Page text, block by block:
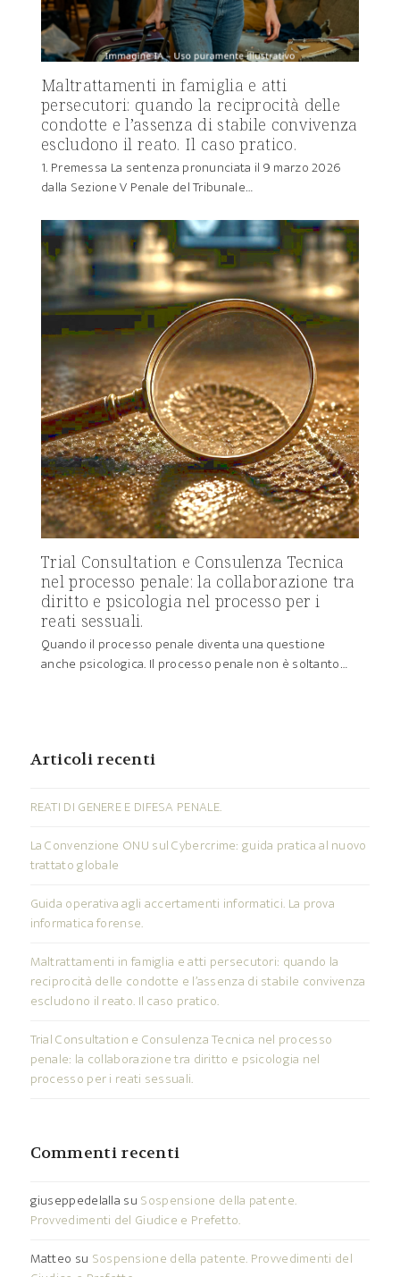
Maltrattamenti in famiglia e atti
persecutori: quando la reciprocità delle
condotte e l’assenza di stabile convivenza
escludono il reato. Il caso pratico.
1. Premessa La sentenza pronunciata il 9 marzo 2026
dalla Sezione V Penale del Tribunale…
Trial Consultation e Consulenza Tecnica
nel processo penale: la collaborazione tra
diritto e psicologia nel processo per i
reati sessuali.
Quando il processo penale diventa una questione
anche psicologica. Il processo penale non è soltanto…
Articoli recenti
REATI DI GENERE E DIFESA PENALE.
La Convenzione ONU sul Cybercrime: guida pratica al nuovo
trattato globale
Guida operativa agli accertamenti informatici. La prova
informatica forense.
Maltrattamenti in famiglia e atti persecutori: quando la
reciprocità delle condotte e l’assenza di stabile convivenza
escludono il reato. Il caso pratico.
Trial Consultation e Consulenza Tecnica nel processo
penale: la collaborazione tra diritto e psicologia nel
processo per i reati sessuali.
Commenti recenti
giuseppedelalla su Sospensione della patente.
Provvedimenti del Giudice e Prefetto.
Matteo su Sospensione della patente. Provvedimenti del